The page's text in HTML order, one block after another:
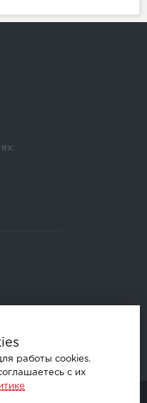
работы cookies.
с их